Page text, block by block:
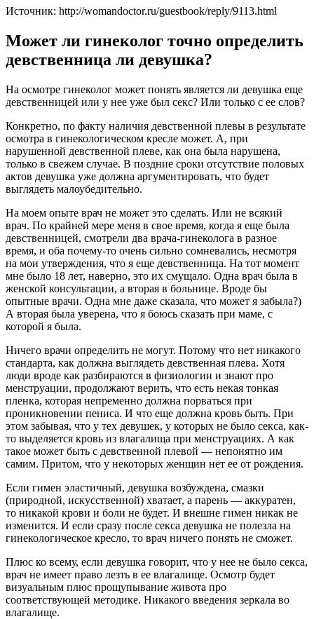
Источник: http://womandoctor.ru/guestbook/reply/9113.html
Может ли гинеколог точно определить
девственница ли девушка?
На осмотре гинеколог может понять является ли девушка еще
девственницей или у нее уже был секс? Или только с ее слов?
Конкретно, по факту наличия девственной плевы в результате
осмотра в гинекологическом кресле может. А, при
нарушенной девственной плеве, как она была нарушена,
только в свежем случае. В поздние сроки отсутствие половых
актов девушка уже должна аргументировать, что будет
выглядеть малоубедительно.
На моем опыте врач не может это сделать. Или не всякий
врач. По крайней мере меня в свое время, когда я еще была
девственницей, смотрели два врача-гинеколога в разное
время, и оба почему-то очень сильно сомневались, несмотря
на мои утверждения, что я еще девственница. На тот момент
мне было 18 лет, наверно, это их смущало. Одна врач была в
женской консультации, а вторая в больнице. Вроде бы
опытные врачи. Одна мне даже сказала, что может я забыла?)
А вторая была уверена, что я боюсь сказать при маме, с
которой я была.
Ничего врачи определить не могут. Потому что нет никакого
стандарта, как должна выглядеть девственная плева. Хотя
люди вроде как разбираются в физиологии и знают про
менструации, продолжают верить, что есть некая тонкая
пленка, которая непременно должна порваться при
проникновении пениса. И что еще должна кровь быть. При
этом забывая, что у тех девушек, у которых не было секса, как-
то выделяется кровь из влагалища при менструациях. А как
такое может быть с девственной плевой — непонятно им
самим. Притом, что у некоторых женщин нет ее от рождения.
Если гимен эластичный, девушка возбуждена, смазки
(природной, искусственной) хватает, а парень — аккуратен,
то никакой крови и боли не будет. И внешне гимен никак не
изменится. И если сразу после секса девушка не полезла на
гинекологическое кресло, то врач ничего понять не сможет.
Плюс ко всему, если девушка говорит, что у нее не было секса,
врач не имеет право лезть в ее влагалище. Осмотр будет
визуальным плюс прощупывание живота про
соответствующей методике. Никакого введения зеркала во
влагалище.